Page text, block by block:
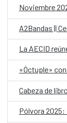
Noviembre
A2Bandas ||
Cabeza de
Pólvora